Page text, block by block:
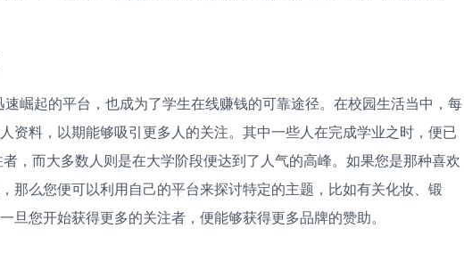
崛起的平台，也成为了学生在线赚钱的可靠途径。在校园生活当中，每
资料，以期能够吸引更多人的关注。其中一些人在完成学业之时，便已
，而大多数人则是在大学阶段便达到了人气的高峰。如果您是那种喜欢
那么您便可以利用自己的平台来探讨特定的主题，比如有关化妆、锻
旦您开始获得更多的关注者，便能够获得更多品牌的赞助。